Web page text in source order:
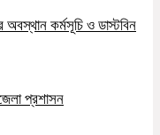
অবস্থান কর্মসূচি ও ডাস্টবিন
প্রশাসন